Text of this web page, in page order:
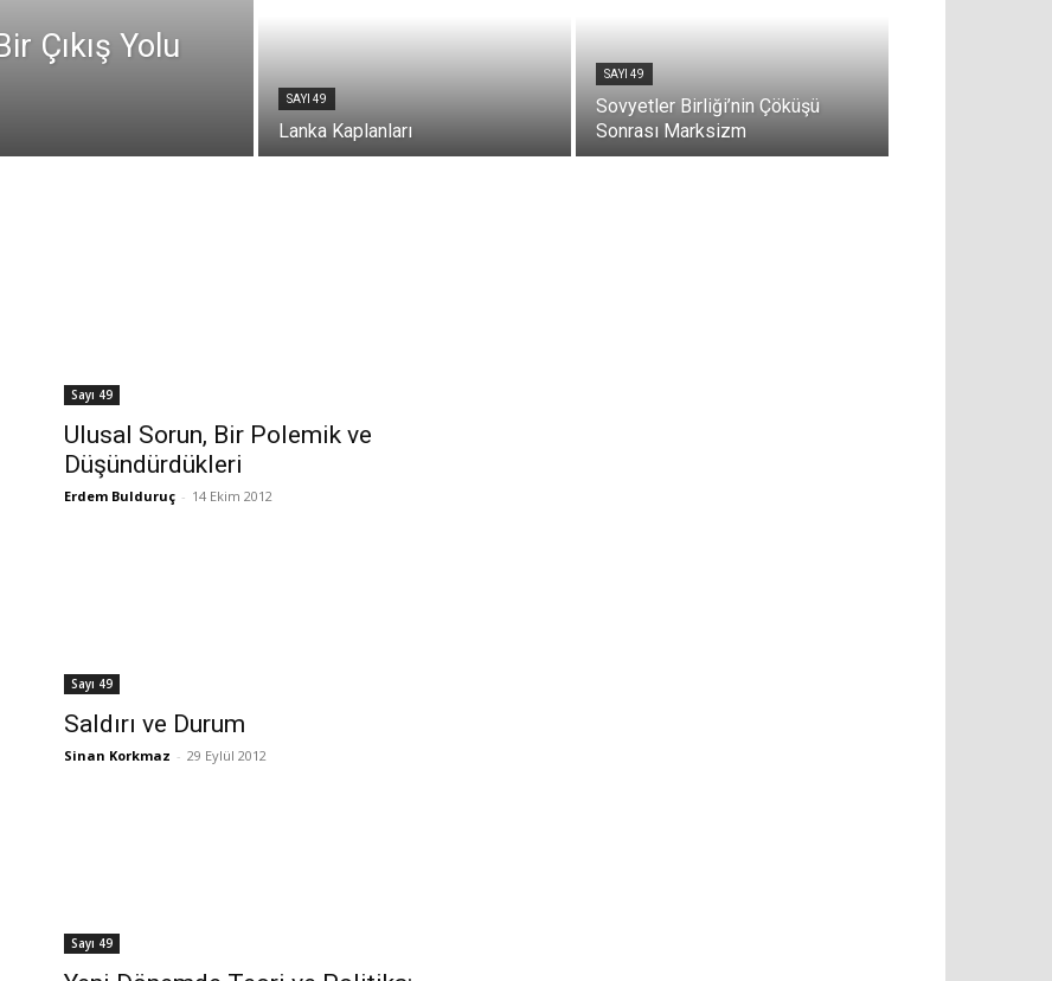
Çıkış Yolu
SAYI 49
Lanka Kaplanları
SAYI 49
Sovyetler Birliği’nin Çöküşü
Sonrası Marksizm
Sayı 49
Ulusal Sorun, Bir Polemik ve
Düşündürdükleri
Erdem Bulduruç - 14 Ekim 2012
Sayı 49
Saldırı ve Durum
Sinan Korkmaz - 29 Eylül 2012
Sayı 49